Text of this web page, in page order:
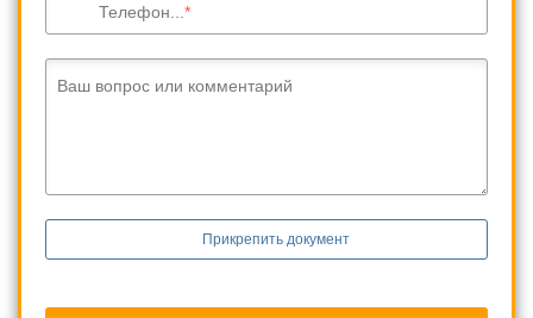
Телефон...
Ваш вопрос или комментарий
Прикрепить документ